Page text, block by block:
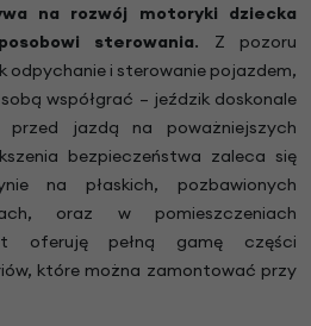
na rozwój motoryki dziecka
sterowania. Z pozoru
odpychanie i sterowanie pojazdem,
współgrać – jeździk doskonale
jazdą na poważniejszych
bezpieczeństwa zaleca się
na płaskich, pozbawionych
oraz w pomieszczeniach
oferuję pełną gamę części
które można zamontować przy